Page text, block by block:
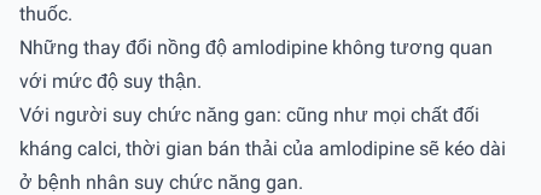
thuốc.
Những thay đổi nồng độ amlodipine không tương quan
với mức độ suy thận.
Với người suy chức năng gan: cũng như mọi chất đối
kháng calci, thời gian bán thải của amlodipine sẽ kéo dài
ở bệnh nhân suy chức năng gan.